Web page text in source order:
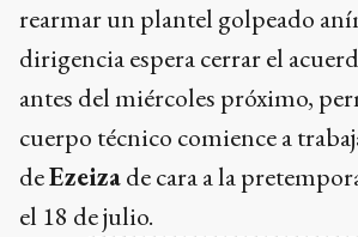
rearmar un plantel golpeado
dirigencia espera cerrar el
antes del miércoles próximo,
cuerpo técnico comience a
deEzeizade cara a la
el 18 de julio.